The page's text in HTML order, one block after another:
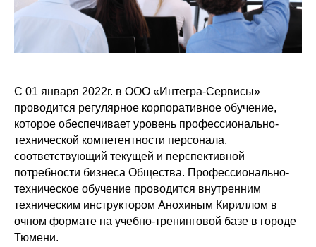
С 01 января 2022г. в ООО «Интегра-Сервисы»
проводится регулярное корпоративное обучение,
которое обеспечивает уровень профессионально-
технической компетентности персонала,
соответствующий текущей и перспективной
потребности бизнеса Общества. Профессионально-
техническое обучение проводится внутренним
техническим инструктором Анохиным Кириллом в
очном формате на учебно-тренинговой базе в городе
Тюмени.